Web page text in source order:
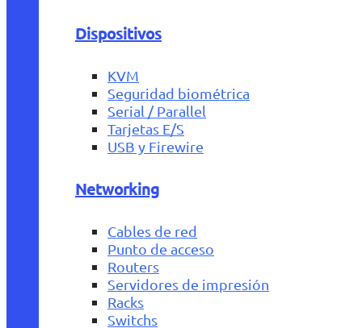
Dispositivos
KVM
Seguridad biométrica
Serial / Parallel
Tarjetas E/S
USB y Firewire
Networking
Cables de red
Punto de acceso
Routers
Servidores de impresión
Racks
Switchs